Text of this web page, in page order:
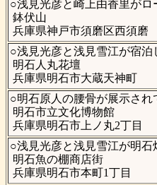
○浅見光彦と崎上由香里がロ
鉢伏山
兵庫県神戸市須磨区西須磨
○浅見光彦と浅見雪江が宿泊
明石人丸花壇
兵庫県明石市大蔵天神町
○明石原人の腰骨が展示され
明石市立文化博物館
兵庫県明石市上ノ丸2丁目
○浅見光彦と浅見雪江が明石
明石魚の棚商店街
兵庫県明石市本町1丁目